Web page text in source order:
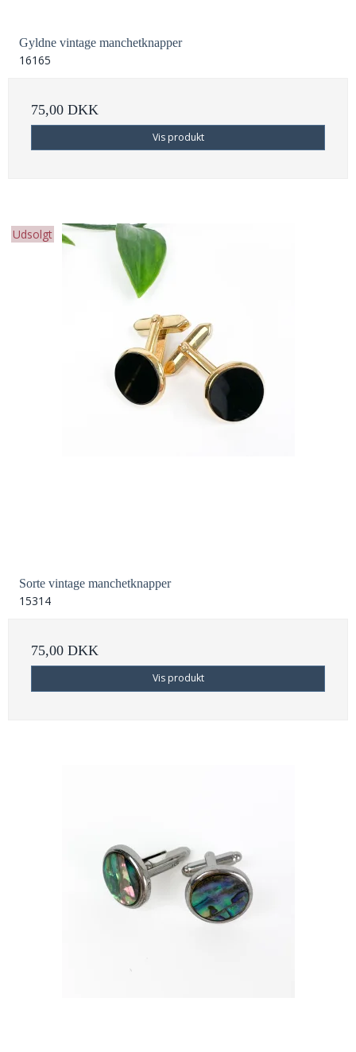
Gyldne vintage manchetknapper
16165
75,00 DKK
Vis produkt
Udsolgt
Sorte vintage manchetknapper
15314
75,00 DKK
Vis produkt